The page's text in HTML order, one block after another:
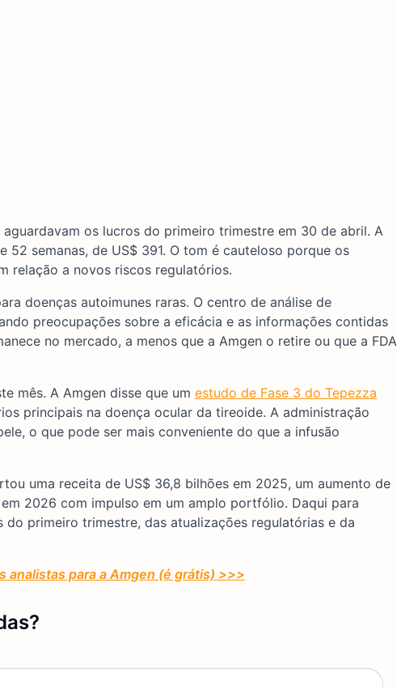
os lucros do primeiro trimestre em 30 de abril. A
semanas, de US$ 391. O tom é cauteloso porque os
relação a novos riscos regulatórios.
doenças autoimunes raras. O centro de análise de
preocupações sobre a eficácia e as informações contidas
no mercado, a menos que a Amgen o retire ou que a FDA
mês. A Amgen disse que um estudo de Fase 3 do Tepezza
principais na doença ocular da tireoide. A administração
o que pode ser mais conveniente do que a infusão
uma receita de US$ 36,8 bilhões em 2025, um aumento de
2026 com impulso em um amplo portfólio. Daqui para
primeiro trimestre, das atualizações regulatórias e da
analistas para a Amgen (é grátis) >>>